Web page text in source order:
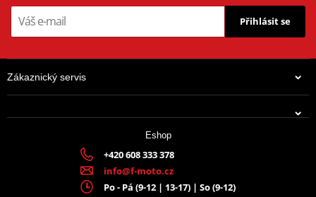
Přihlásit se
Zákaznický servis
Eshop
+420 608 333 378
info@f-moto.cz
Po - Pá (9-12 | 13-17) | So (9-12)